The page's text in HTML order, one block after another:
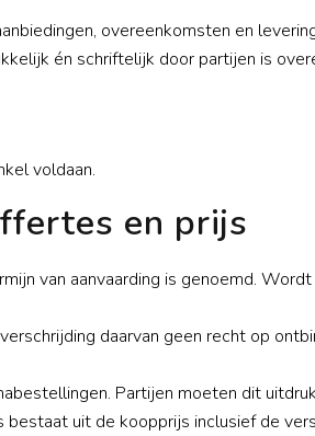
overeenkomsten en
én schriftelijk door partijen is
voldaan.
en prijs
van aanvaarding is genoemd.
daarvan geen recht op
Partijen moeten dit
uit de koopprijs inclusief de